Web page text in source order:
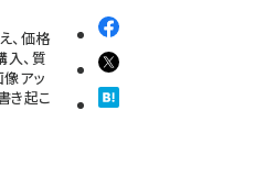
、価格
、質
アッ
き起こ